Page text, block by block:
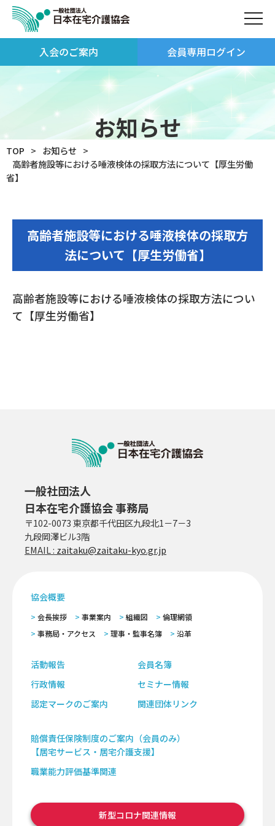
入会のご案内 会員専用ログイン
お知らせ
TOP
お知らせ
高齢者施設等における唾液検体の採取方法について【厚生労働
省】
高齢者施設等における唾液検体の採取方
法について【厚生労働省】
高齢者施設等における唾液検体の採取方法につい
て【厚生労働省】
一般社団法人
日本在宅介護協会 事務局
〒102-0073 東京都千代田区九段北1－7－3
九段岡澤ビル3階
EMAIL : zaitaku@zaitaku-kyo.gr.jp
協会概要
会長挨拶 事業案内 組織図
倫理網領
事務局・アクセス
理事・監事名簿 沿革
活動報告
会員名簿
行政情報
セミナー情報
認定マークのご案内
関連団体リンク
賠償責任保険制度のご案内（会員のみ）
【居宅サービス・居宅介護支援】
職業能力評価基準関連
新型コロナ関連情報